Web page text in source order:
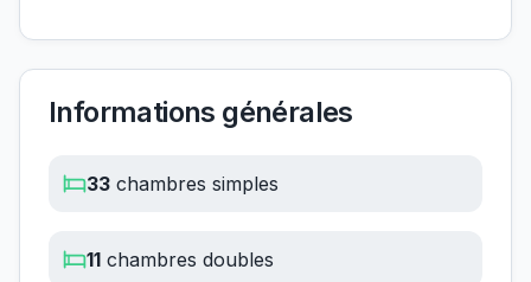
Informations générales
33 chambres simples
11 chambres doubles